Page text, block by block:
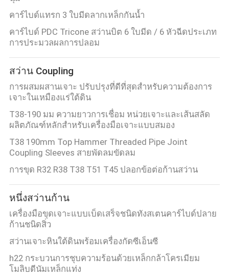
คาร์ไบด์แทรก 3 ใบมีดลากเหล็กกันน้ำ
คาร์ไบด์ PDC Tricone สว่านบิต 6 ใบมีด / 6 หัวฉีดประเภท
การประมวลผลการปลอม
สว่าน Coupling
การผสมผสานเจาะ ปรับปรุงที่ดีที่สุดสําหรับความต้องการ
เจาะในเหมืองแร่ใต้ดิน
T38-190 มม ความยาวการเชื่อม หน่วยเจาะและเส้นสลัด
ผลิตภัณฑ์หลักสําหรับเครื่องมือเจาะแบบสมอง
T38 190mm Top Hammer Threaded Pipe Joint
Coupling Sleeves สายพัดลมขัดลม
การขุด R32 R38 T38 T51 T45 ปลอกข้อต่อก้านสว่าน
หนึ่งสว่านก้าน
เครื่องมือขุดเจาะแบบเบ็ดเสร็จชนิดทังสเตนคาร์ไบด์ปลาย
ก้านชนิดสิ่ว
สว่านเจาะหินใต้ดินพร้อมเครื่องกัดซีเอ็นซี
h22 กระบวนการชุบความร้อนด้วยเหล็กกล้าโครเมียม
โมลิบดีนัมเหล็กแท่ง